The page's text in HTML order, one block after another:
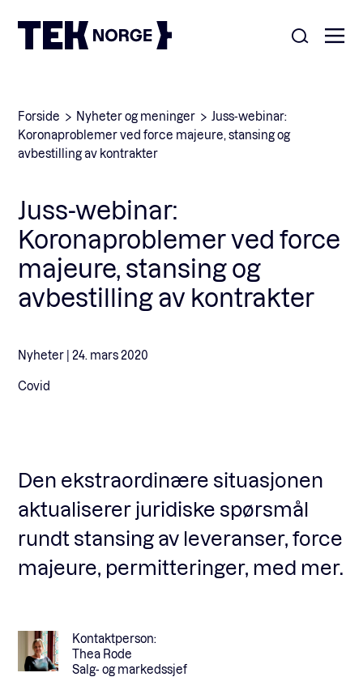
Om oss
Medlemskap
Møteplasser
Kontakt
English
POPULÆRE SØK:
Våre viktigste saker
Medlemskap
Ansatte
Arrangementer
Standardavtaler
Rapporter
Forside Nyheter og meninger
Juss-webinar:
Koronaproblemer ved force majeure, stansing og
avbestilling av kontrakter
Juss-webinar:
Koronaproblemer ved force
majeure, stansing og
avbestilling av kontrakter
Nyheter | 24. mars 2020
Covid
Den ekstraordinære situasjonen
aktualiserer juridiske spørsmål
rundt stansing av leveranser, force
majeure, permitteringer, med mer.
Kontaktperson:
Thea Rode
Salg- og markedssjef